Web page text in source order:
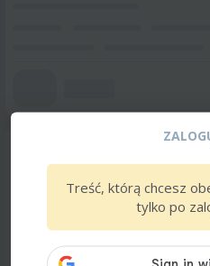
Treść, którą chcesz
tylko po